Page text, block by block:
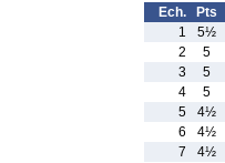
Ech. Pts
1
5½
2
5
3
5
4
5
5
4½
6
4½
7
4½